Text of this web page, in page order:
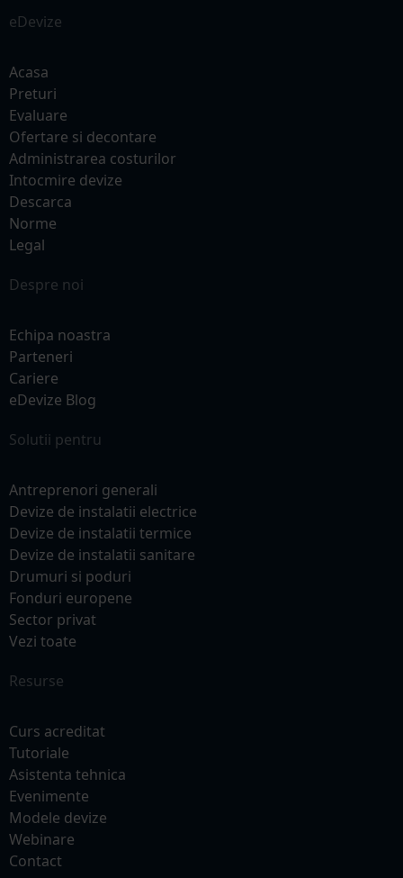
eDevize
Acasa
Preturi
Evaluare
Ofertare si decontare
Administrarea costurilor
Intocmire devize
Descarca
Norme
Legal
Despre noi
Echipa noastra
Parteneri
Cariere
eDevize Blog
Solutii pentru
Antreprenori generali
Devize de instalatii electrice
Devize de instalatii termice
Devize de instalatii sanitare
Drumuri si poduri
Fonduri europene
Sector privat
Vezi toate
Resurse
Curs acreditat
Tutoriale
Asistenta tehnica
Evenimente
Modele devize
Webinare
Contact